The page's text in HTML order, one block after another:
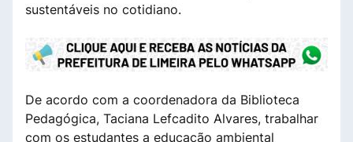
sustentáveis no cotidiano.
De acordo com a coordenadora da Biblioteca
Pedagógica, Taciana Lefcadito Alvares, trabalhar
com os estudantes a educação ambiental